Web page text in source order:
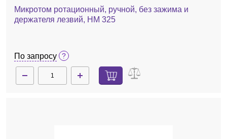
Микротом ротационный, ручной, без зажима и
держателя лезвий, HM 325
По запросу